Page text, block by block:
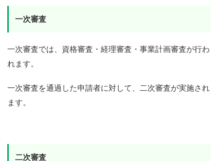
一次審査
一次審査では、資格審査・経理審査・事業計画審査が行わ
れます。
一次審査を通過した申請者に対して、二次審査が実施され
ます。
二次審査